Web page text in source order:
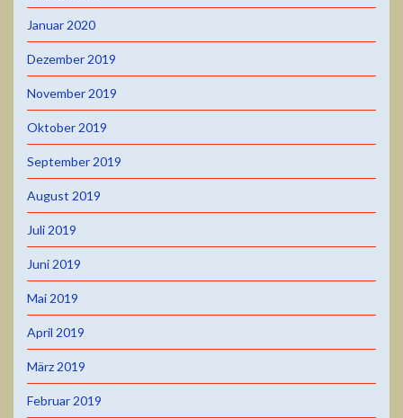
Januar 2020
Dezember 2019
November 2019
Oktober 2019
September 2019
August 2019
Juli 2019
Juni 2019
Mai 2019
April 2019
März 2019
Februar 2019